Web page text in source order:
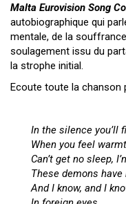
Malta Eurovision Song
autobiographique qui
mentale, de la
soulagement issu du
la strophe initial.
Ecoute toute la chanson
In the silence you’ll
When you feel
Can’t get no sleep,
These demons
And I know, and I